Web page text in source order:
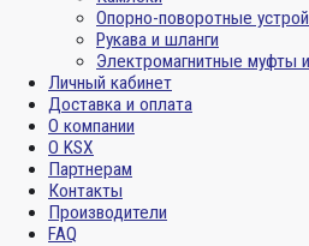
Опорно-поворотные
Рукава и шланги
Электромагнитные муфты
Личный кабинет
Доставка и оплата
О компании
О KSX
Партнерам
Контакты
Производители
FAQ